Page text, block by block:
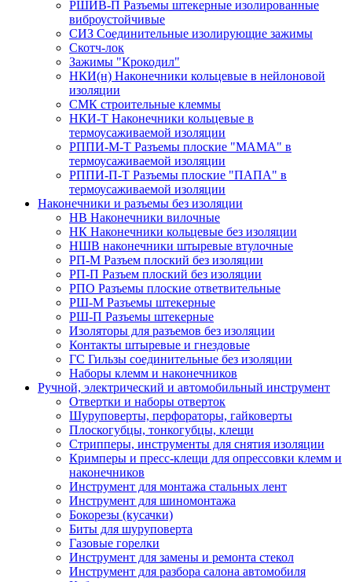
РШИВ-П Разъемы штекерные изолированные
виброустойчивые
СИЗ Соединительные изолирующие зажимы
Скотч-лок
Зажимы "Крокодил"
НКИ(н) Наконечники кольцевые в нейлоновой
изоляции
СМК строительные клеммы
НКИ-Т Наконечники кольцевые в
термоусаживаемой изоляции
РППИ-М-Т Разъемы плоские "МАМА" в
термоусаживаемой изоляции
РППИ-П-Т Разъемы плоские "ПАПА" в
термоусаживаемой изоляции
Наконечники и разъемы без изоляции
НВ Наконечники вилочные
НК Наконечники кольцевые без изоляции
НШВ наконечники штыревые втулочные
РП-М Разъем плоский без изоляции
РП-П Разъем плоский без изоляции
РПО Разъемы плоские ответвительные
РШ-М Разъемы штекерные
РШ-П Разъемы штекерные
Изоляторы для разъемов без изоляции
Контакты штыревые и гнездовые
ГС Гильзы соединительные без изоляции
Наборы клемм и наконечников
Ручной, электрический и автомобильный инструмент
Отвертки и наборы отверток
Шуруповерты, перфораторы, гайковерты
Плоскогубцы, тонкогубцы, клещи
Стрипперы, инструменты для снятия изоляции
Кримперы и пресс-клещи для опрессовки клемм и
наконечников
Инструмент для монтажа стальных лент
Инструмент для шиномонтажа
Бокорезы (кусачки)
Биты для шуруповерта
Газовые горелки
Инструмент для замены и ремонта стекол
Инструмент для разбора салона автомобиля